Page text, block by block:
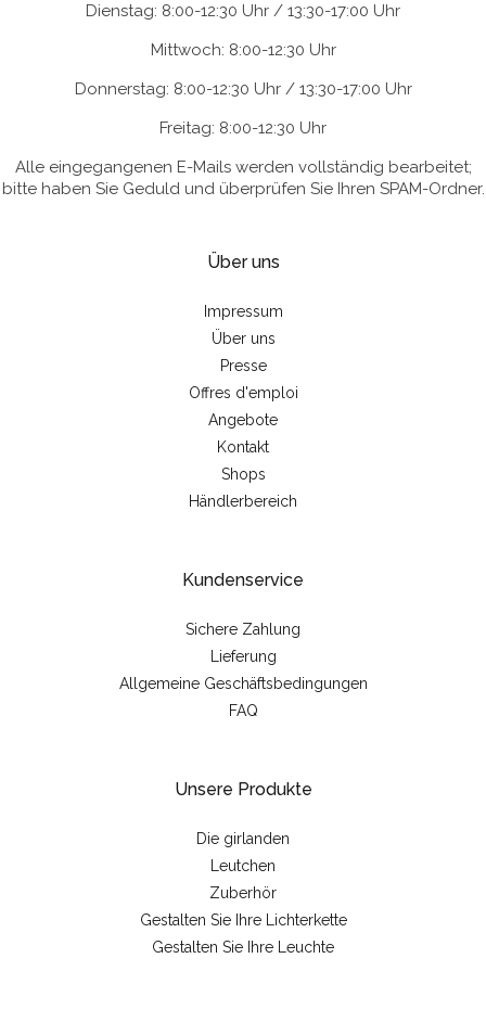
Dienstag: 8:00-12:30 Uhr / 13:30-17:00 Uhr
Mittwoch: 8:00-12:30 Uhr
Donnerstag: 8:00-12:30 Uhr / 13:30-17:00 Uhr
Freitag: 8:00-12:30 Uhr
Alle eingegangenen E-Mails werden vollständig bearbeitet;
bitte haben Sie Geduld und überprüfen Sie Ihren SPAM-Ordner.
Über uns
Impressum
Über uns
Presse
Offres d'emploi
Angebote
Kontakt
Shops
Händlerbereich
Kundenservice
Sichere Zahlung
Lieferung
Allgemeine Geschäftsbedingungen
FAQ
Unsere Produkte
Die girlanden
Leutchen
Zuberhör
Gestalten Sie Ihre Lichterkette
Gestalten Sie Ihre Leuchte